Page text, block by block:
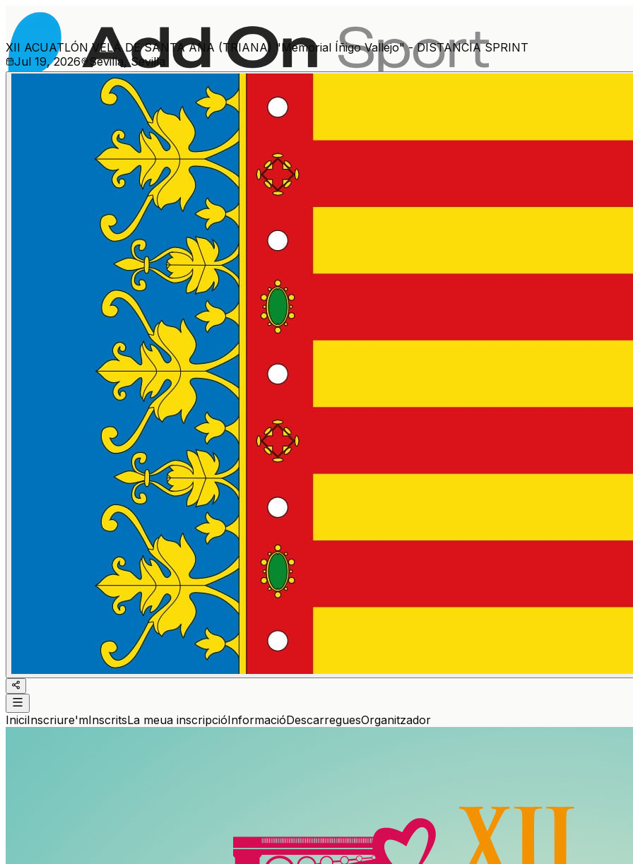
XII ACUATLÓN VELÁ DE SANTA ANA (TRIANA) "Memorial Íñigo Vallejo" - DISTANCIA SPRINT
Jul 19, 2026
Sevilla, Sevilla
IniciInscriure'mInscritsLa meua inscripcióInformacióDescarreguesOrganitzador